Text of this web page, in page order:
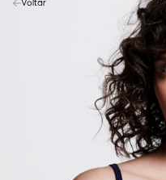
Voltar